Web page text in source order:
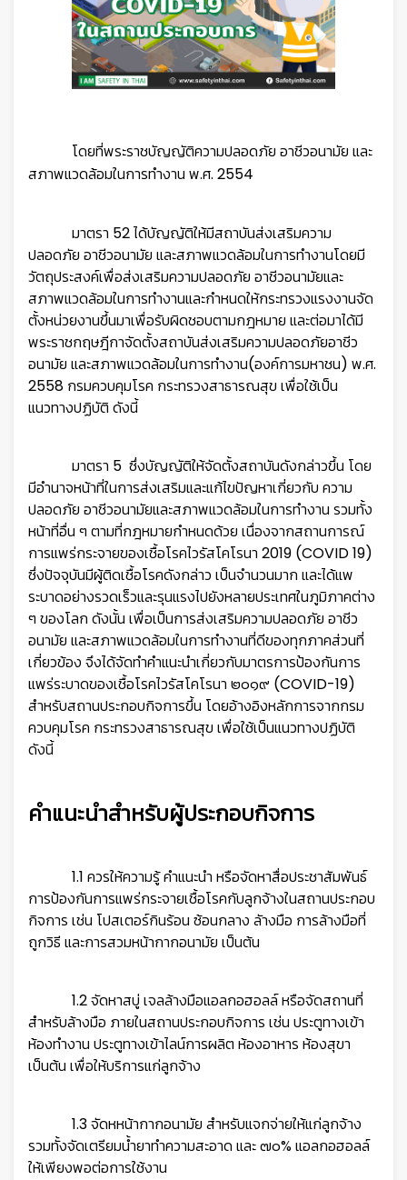
👷
โดยที่พระราชบัญญัติความปลอดภัย อาชีวอนามัย และ
สภาพแวดล้อมในการทำงาน พ.ศ. 2554
มาตรา 52 ได้บัญญัติให้มีสถาบันส่งเสริมความ
ปลอดภัย อาชีวอนามัย และสภาพแวดล้อมในการทำงานโดยมี
วัตถุประสงค์เพื่อส่งเสริมความปลอดภัย อาชีวอนามัยและ
สภาพแวดล้อมในการทำงานและกำหนดให้กระทรวงแรงงานจัด
ตั้งหน่วยงานขึ้นมาเพื่อรับผิดชอบตามกฎหมาย และต่อมาได้มี
พระราชกฤษฎีกาจัดตั้งสถาบันส่งเสริมความปลอดภัยอาชีว
อนามัย และสภาพแวดล้อมในการทำงาน(องค์การมหาชน) พ.ศ.
2558 กรมควบคุมโรค กระทรวงสาธารณสุข เพื่อใช้เป็น
แนวทางปฏิบัติ ดังนี้
มาตรา 5 ซึ่งบัญญัติให้จัดตั้งสถาบันดังกล่าวขึ้น โดย
มีอำนาจหน้าที่ในการส่งเสริมและแก้ไขปัญหาเกี่ยวกับ ความ
ปลอดภัย อาชีวอนามัยและสภาพแวดล้อมในการทำงาน รวมทั้ง
หน้าที่อื่น ๆ ตามที่กฎหมายกำหนดด้วย เนื่องจากสถานการณ์
การแพร่กระจายของเชื้อโรคไวรัสโคโรนา 2019 (COVID 19)
ซึ่งปัจจุบันมีผู้ติดเชื้อโรคดังกล่าว เป็นจำนวนมาก และได้แพ
ระบาดอย่างรวดเร็วและรุนแรงไปยังหลายประเทศในภูมิภาคต่าง
ๆ ของโลก ดังนั้น เพื่อเป็นการส่งเสริมความปลอดภัย อาชีว
อนามัย และสภาพแวดล้อมในการทำงานที่ดีของทุกภาคส่วนที่
เกี่ยวข้อง จึงได้จัดทำคำแนะนำเกี่ยวกับมาตรการป้องกันการ
แพร่ระบาดของเชื้อโรคไวรัสโคโรนา ๒๐๑๙ (COVID-19)
สำหรับสถานประกอบกิจการขึ้น โดยอ้างอิงหลักการจากกรม
ควบคุมโรค กระทรวงสาธารณสุข เพื่อใช้เป็นแนวทางปฏิบัติ
ดังนี้
คำแนะนำสำหรับผู้ประกอบกิจการ
1.1 ควรให้ความรู้ คำแนะนำ หรือจัดหาสื่อประชาสัมพันธ์
การป้องกันการแพร่กระจายเชื้อโรคกับลูกจ้างในสถานประกอบ
กิจการ เช่น โปสเตอร์กินร้อน ซ้อนกลาง ลัางมือ การล้างมือที่
ถูกวิธี และการสวมหน้ากากอนามัย เป็นต้น
1.2 จัดหาสบู่ เจลล้างมือแอลกอฮอลล์ หรือจัดสถานที่
สำหรับล้างมือ ภายในสถานประกอบกิจการ เช่น ประตูทางเข้า
ห้องทำงาน ประตูทางเข้าไลน์การผลิต ห้องอาหาร ห้องสุขา
เป็นต้น เพื่อให้บริการแก่ลูกจ้าง
1.3 จัดหหน้ากากอนามัย สำหรับแจกจ่ายให้แก่ลูกจ้าง
รวมทั้งจัดเตรียมน้ำยาทำความสะอาด และ ๗๐% แอลกอฮอลล์
ให้เพียงพอต่อการใช้งาน